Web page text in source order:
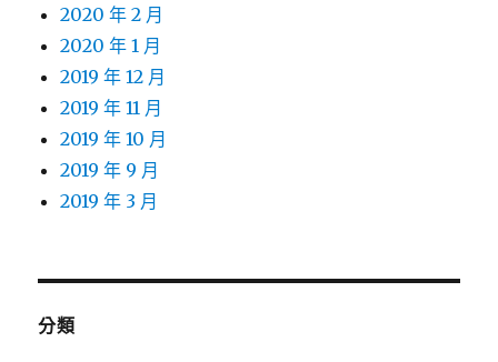
2020 年 2 月
2020 年 1 月
2019 年 12 月
2019 年 11 月
2019 年 10 月
2019 年 9 月
2019 年 3 月
分類